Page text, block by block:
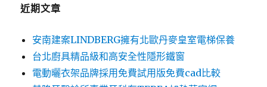
近期文章
安南建案LINDBERG擁有北歐丹麥皇室電梯保養
台北廚具精品級和高安全性隱形鐵窗
電動曬衣架品牌採用免費試用版免費cad比較